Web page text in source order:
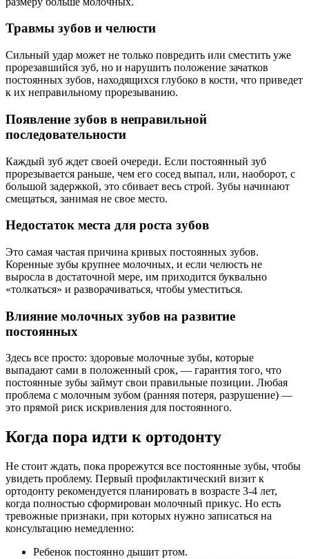
Травмы зубов и челюсти
Сильный удар может не только повредить или сместить уже
прорезавшийся зуб, но и нарушить положение зачатков
постоянных зубов, находящихся глубоко в кости, что приведет
к их неправильному прорезыванию.
Появление зубов в неправильной
последовательности
Каждый зуб ждет своей очереди. Если постоянный зуб
прорезывается раньше, чем его сосед выпал, или, наоборот, с
большой задержкой, это сбивает весь строй. Зубы начинают
смещаться, занимая не свое место.
Недостаток места для роста зубов
Это самая частая причина кривых постоянных зубов.
Коренные зубы крупнее молочных, и если челюсть не
выросла в достаточной мере, им приходится буквально
«толкаться» и разворачиваться, чтобы уместиться.
Влияние молочных зубов на развитие
постоянных
Здесь все просто: здоровые молочные зубы, которые
выпадают сами в положенный срок, — гарантия того, что
постоянные зубы займут свои правильные позиции. Любая
проблема с молочным зубом (ранняя потеря, разрушение) —
это прямой риск искривления для постоянного.
Когда пора идти к ортодонту
Не стоит ждать, пока прорежутся все постоянные зубы, чтобы
увидеть проблему. Первый профилактический визит к
ортодонту рекомендуется планировать в возрасте 3-4 лет,
когда полностью сформирован молочный прикус. Но есть
тревожные признаки, при которых нужно записаться на
консультацию немедленно:
Ребенок постоянно дышит ртом.